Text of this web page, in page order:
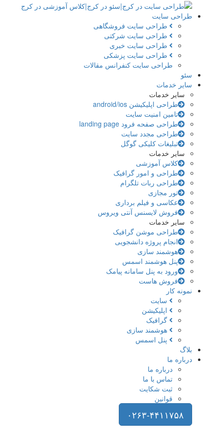
طراحی سایت
طراحی سایت فروشگاهی
طراحی سایت شرکتی
طراحی سایت خبری
طراحی سایت پزشکی
طراحی سایت کنفرانس مقالات
سئو
سایر خدمات
سایر خدمات
طراحی اپلیکیشن android/ios
تامین امنیت سایت
طراحی صفحه فرود landing page
طراحی مجدد سایت
تبلیغات کلیکی گوگل
سایر خدمات
کلاس آموزشی
طراحی و امور گرافیک
طراحی ربات تلگرام
تور مجازی
عکاسی و فیلم برداری
فروش لایسنس آنتی ویروس
سایر خدمات
طراحی موشن گرافیک
انجام پروژه دانشجویی
هوشمند سازی
پنل هوشمند اسمس
ورود به پنل سامانه پیامک
فروش هاست
نمونه کار
سایت
اپلیکیشن
گرافیک
هوشمند سازی
پنل اسمس
بلاگ
درباره ما
درباره ما
تماس با ما
ثبت شکایت
قوانین
۰۲۶۳-۴۴۱۱۷۵۸